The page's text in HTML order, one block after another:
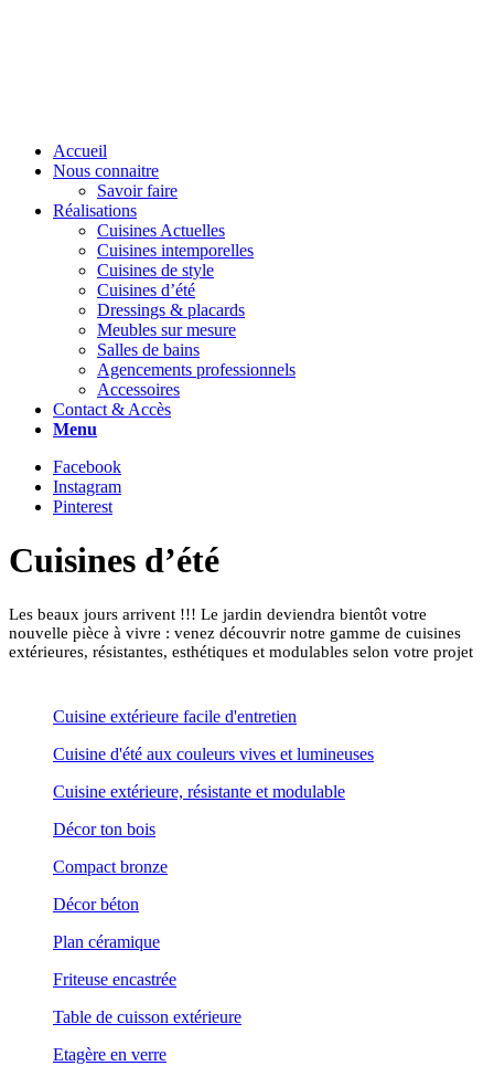
Accueil
Nous connaitre
Savoir faire
Réalisations
Cuisines Actuelles
Cuisines intemporelles
Cuisines de style
Cuisines d’été
Dressings & placards
Meubles sur mesure
Salles de bains
Agencements professionnels
Accessoires
Contact & Accès
Menu
Facebook
Instagram
Pinterest
Cuisines d’été
Les beaux jours arrivent !!! Le jardin deviendra bientôt votre
nouvelle pièce à vivre : venez découvrir notre gamme de cuisines
extérieures, résistantes, esthétiques et modulables selon votre projet
Cuisine extérieure facile d'entretien
Cuisine d'été aux couleurs vives et lumineuses
Cuisine extérieure, résistante et modulable
Décor ton bois
Compact bronze
Décor béton
Plan céramique
Friteuse encastrée
Table de cuisson extérieure
Etagère en verre